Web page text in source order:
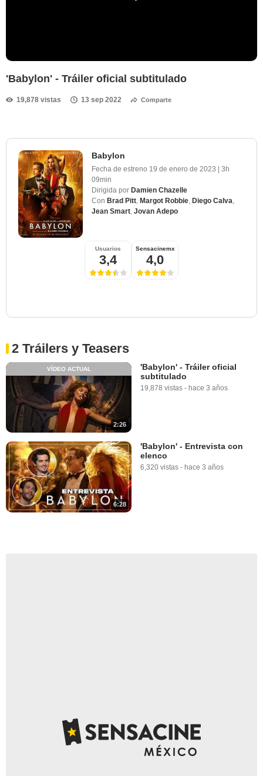
'Babylon' - Tráiler oficial subtitulado
19,878 vistas 13 sep 2022 Comparte
Babylon
Fecha de estreno 19 de enero de 2023 | 3h
09min
Dirigida por Damien Chazelle
Con Brad Pitt Margot Robbie Diego Calva
Jean Smart Jovan Adepo
Usuarios
3,4
Sensacinemx
4,0
2 Tráilers y Teasers
2:26
VÍDEO ACTUAL
'Babylon' - Tráiler oficial
subtitulado
19,878 vistas - hace 3 años
6:28
'Babylon' - Entrevista con
elenco
6,320 vistas - hace 3 años